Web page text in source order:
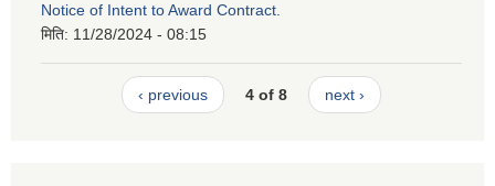
Notice of Intent to Award Contract.
मिति: 11/28/2024 - 08:15
‹ previous 4 of 8 next ›